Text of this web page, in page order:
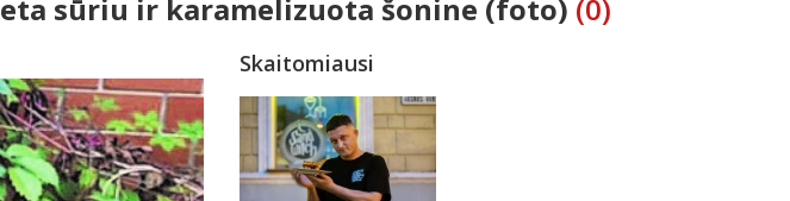
feta sūriu ir karamelizuota šonine (foto) (0)
Skaitomiausi